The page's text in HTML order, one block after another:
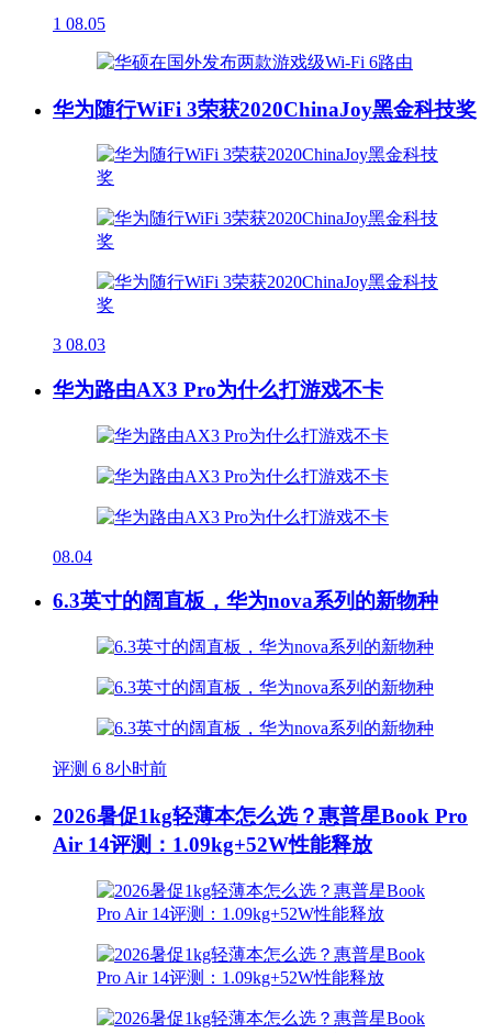
1 08.05
华为随行WiFi 3荣获2020ChinaJoy黑金科技奖
3 08.03
华为路由AX3 Pro为什么打游戏不卡
08.04
6.3英寸的阔直板，华为nova系列的新物种
评测 6 8小时前
2026暑促1kg轻薄本怎么选？惠普星Book Pro
Air 14评测：1.09kg+52W性能释放